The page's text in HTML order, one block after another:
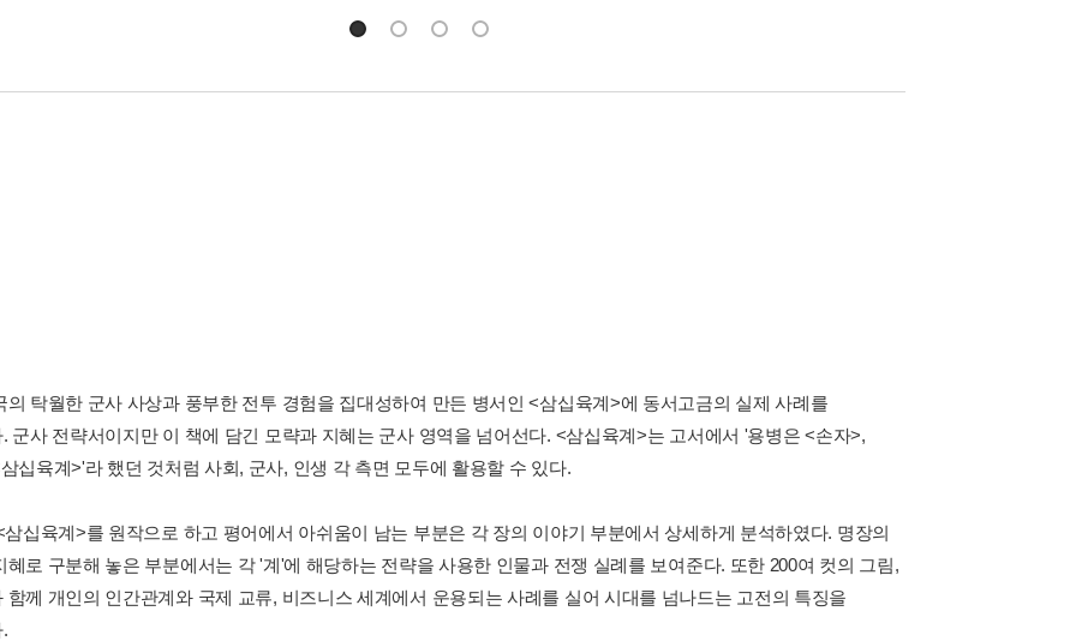
의 탁월한 군사 사상과 풍부한 전투 경험을 집대성하여 만든 병서인 <삼십육계>에 동서고금의 실제 사례를
군사 전략서이지만 이 책에 담긴 모략과 지혜는 군사 영역을 넘어선다. <삼십육계>는 고서에서 '용병은 <손자>,
십육계>'라 했던 것처럼 사회, 군사, 인생 각 측면 모두에 활용할 수 있다.
삼십육계>를 원작으로 하고 평어에서 아쉬움이 남는 부분은 각 장의 이야기 부분에서 상세하게 분석하였다. 명장의
혜로 구분해 놓은 부분에서는 각 '계'에 해당하는 전략을 사용한 인물과 전쟁 실례를 보여준다. 또한 200여 컷의 그림,
함께 개인의 인간관계와 국제 교류, 비즈니스 세계에서 운용되는 사례를 실어 시대를 넘나드는 고전의 특징을